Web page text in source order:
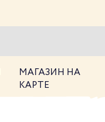
МАГАЗИН НА
КАРТЕ